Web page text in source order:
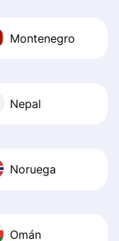
Montenegro
Nepal
Noruega
Omán